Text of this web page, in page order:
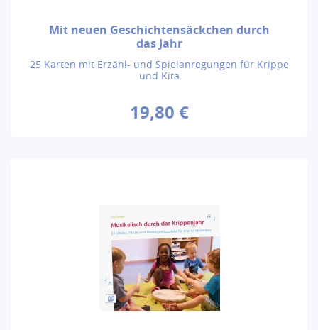
Mit neuen Geschichtensäckchen durch
das Jahr
25 Karten mit Erzähl- und Spielanregungen für Krippe
und Kita
19,80 €